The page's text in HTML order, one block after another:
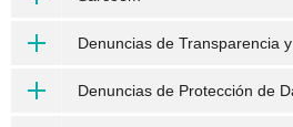
Denuncias de Transparencia
Denuncias de Protección de